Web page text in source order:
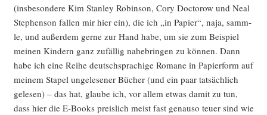
(ins­be­son­de­re Kim Stan­ley Robin­son, Cory Doc­to­row und Neal
Ste­phen­son fal­len mir hier ein), die ich „in Papier“, naja, samm­
le, und außer­dem ger­ne zur Hand habe, um sie zum Bei­spiel
mei­nen Kin­dern ganz zufäl­lig nahe­brin­gen zu kön­nen. Dann
habe ich eine Rei­he deutsch­spra­chi­ge Roma­ne in Papier­form auf
mei­nem Sta­pel unge­le­se­ner Bücher (und ein paar tat­säch­lich
gele­sen) – das hat, glau­be ich, vor allem etwas damit zu tun,
dass hier die E‑Books preis­lich meist fast genau­so teu­er sind wie